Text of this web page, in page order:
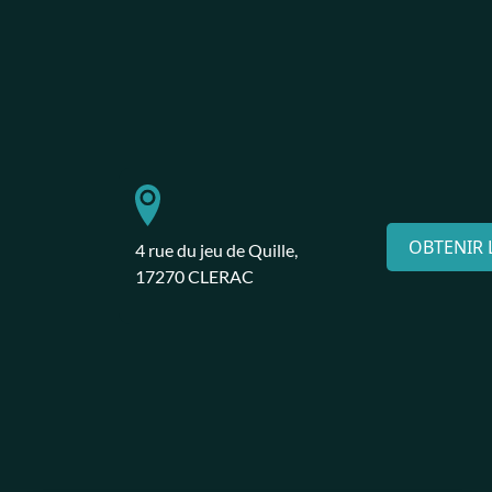
4 rue du jeu de Quille,
17270 CLERAC
OBTENIR